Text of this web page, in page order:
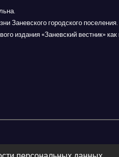
Заневского городского поселения.
издания «Заневский вестник»